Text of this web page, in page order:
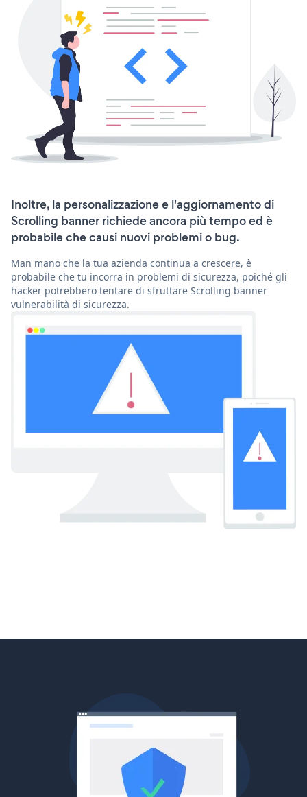
Inoltre, la personalizzazione e l'aggiornamento di
Scrolling banner richiede ancora più tempo ed è
probabile che causi nuovi problemi o bug.
Man mano che la tua azienda continua a crescere, è
probabile che tu incorra in problemi di sicurezza, poiché gli
hacker potrebbero tentare di sfruttare Scrolling banner
vulnerabilità di sicurezza.